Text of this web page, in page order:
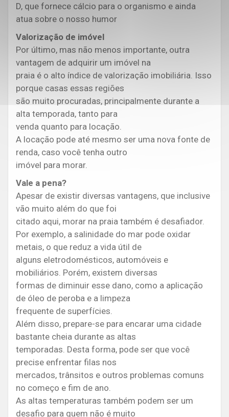
D, que fornece cálcio para o organismo e ainda
atua sobre o nosso humor
Valorização de imóvel
Por último, mas não menos importante, outra
vantagem de adquirir um imóvel na
praia é o alto índice de valorização imobiliária. Isso
porque casas essas regiões
são muito procuradas, principalmente durante a
alta temporada, tanto para
venda quanto para locação.
A locação pode até mesmo ser uma nova fonte de
renda, caso você tenha outro
imóvel para morar.
Vale a pena?
Apesar de existir diversas vantagens, que inclusive
vão muito além do que foi
citado aqui, morar na praia também é desafiador.
Por exemplo, a salinidade do mar pode oxidar
metais, o que reduz a vida útil de
alguns eletrodomésticos, automóveis e
mobiliários. Porém, existem diversas
formas de diminuir esse dano, como a aplicação
de óleo de peroba e a limpeza
frequente de superfícies.
Além disso, prepare-se para encarar uma cidade
bastante cheia durante as altas
temporadas. Desta forma, pode ser que você
precise enfrentar filas nos
mercados, trânsitos e outros problemas comuns
no começo e fim de ano.
As altas temperaturas também podem ser um
desafio para quem não é muito